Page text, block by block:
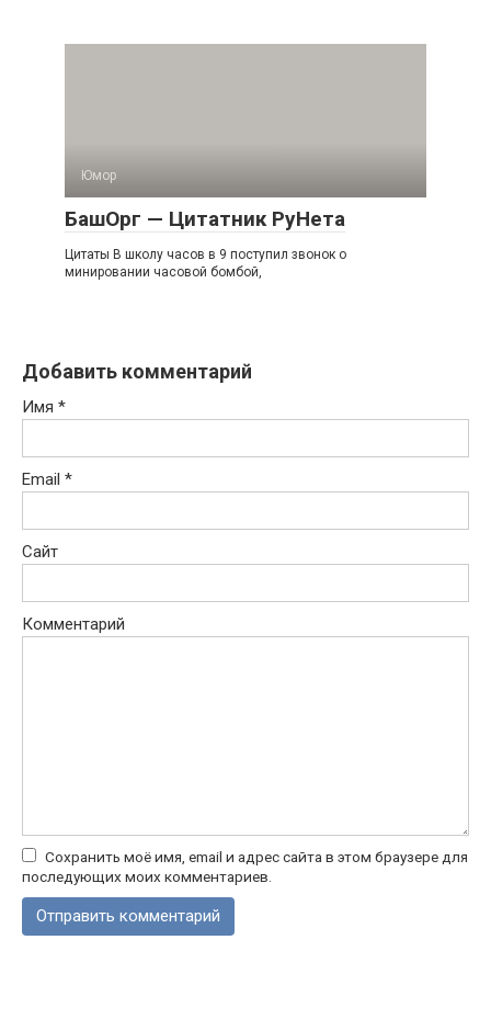
Юмор
БашОрг — Цитатник РуНета
Цитаты В школу часов в 9 поступил звонок о
минировании часовой бомбой,
Добавить комментарий
Имя *
Email *
Сайт
Комментарий
Сохранить моё имя, email и адрес сайта в этом браузере для
последующих моих комментариев.